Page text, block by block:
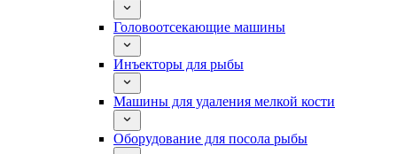
Головоотсекающие машины
Инъекторы для рыбы
Машины для удаления мелкой кости
Оборудование для посола рыбы